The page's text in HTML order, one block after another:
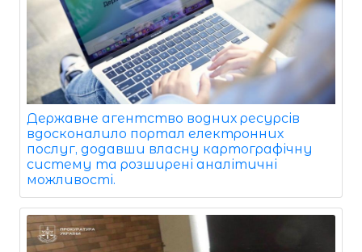
Державне агентство водних ресурсів
вдосконалило портал електронних
послуг, додавши власну картографічну
систему та розширені аналітичні
можливості.